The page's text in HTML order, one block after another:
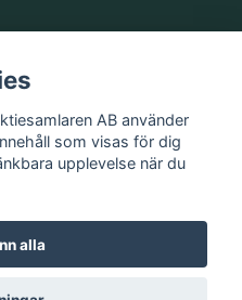
& Aktiesamlaren AB
AB använder
som visas för dig
upplevelse när du
alla